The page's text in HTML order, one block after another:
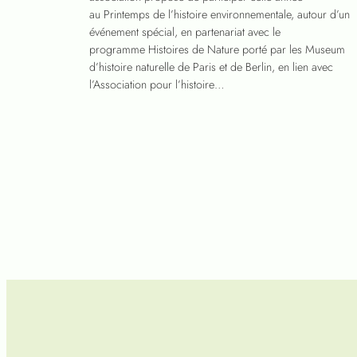
au Printemps de l’histoire environnementale, autour d’un
événement spécial, en partenariat avec le
programme Histoires de Nature porté par les Museum
d’histoire naturelle de Paris et de Berlin, en lien avec
l’Association pour l’histoire…